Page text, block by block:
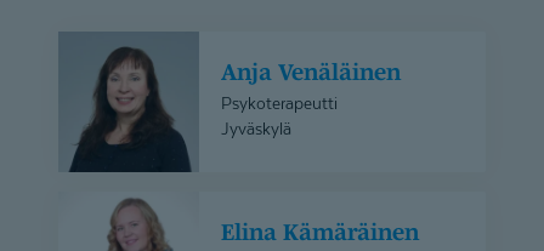
Venäläinen
Anja Venäläinen
Psykoterapeutti
Jyväskylä
Kämäräinen
Elina Kämäräinen